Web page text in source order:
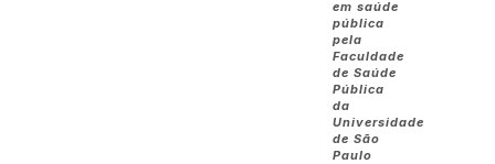
em saúde
pública
pela
Faculdade
de Saúde
Pública
da
Universidade
de São
Paulo